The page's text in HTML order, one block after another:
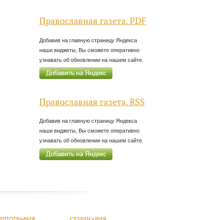
Православная газета. PDF
Добавив на главную страницу Яндекса
наши виджеты, Вы сможете оперативно
узнавать об обновлении на нашем сайте.
Православная газета. RSS
Добавив на главную страницу Яндекса
наши виджеты, Вы сможете оперативно
узнавать об обновлении на нашем сайте.